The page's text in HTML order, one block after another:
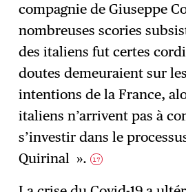
compagnie de Giuseppe
nombreuses scories
des italiens fut certes
doutes demeuraient sur
intentions de la France,
italiens n’arrivent pas à
s’investir dans le
Quirinal ».17